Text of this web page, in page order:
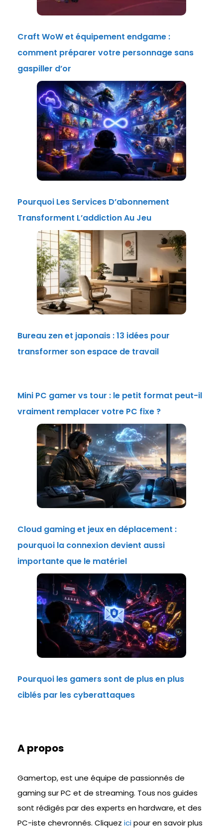
Craft WoW et équipement endgame :
comment préparer votre personnage sans
gaspiller d’or
Pourquoi Les Services D’abonnement
Transforment L’addiction Au Jeu
Bureau zen et japonais : 13 idées pour
transformer son espace de travail
Mini PC gamer vs tour : le petit format peut-il
vraiment remplacer votre PC fixe ?
Cloud gaming et jeux en déplacement :
pourquoi la connexion devient aussi
importante que le matériel
Pourquoi les gamers sont de plus en plus
ciblés par les cyberattaques
A propos
Gamertop, est une équipe de passionnés de
gaming sur PC et de streaming. Tous nos guides
sont rédigés par des experts en hardware, et des
PC-iste chevronnés. Cliquez icipour en savoir plus